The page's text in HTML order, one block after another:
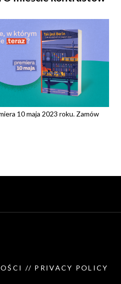
10 maja 2023 roku. Zamów
// PRIVACY POLICY